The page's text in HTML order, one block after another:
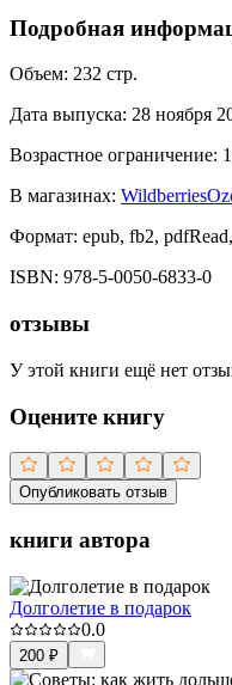
Подробная
Объем: 232 стр.
Дата выпуска: 28 ноября
Возрастное ограничение:
В магазинах: Wildberries
Формат: epub, fb2,
ISBN: 978-5-0050-6833-0
отзывы
У этой книги ещё нет
Оцените книгу
Опубликовать отзыв
книги автора
Долголетие в подарок
0.0
200 ₽